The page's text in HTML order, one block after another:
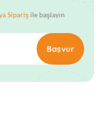
Siparişile başlayın
Başvur